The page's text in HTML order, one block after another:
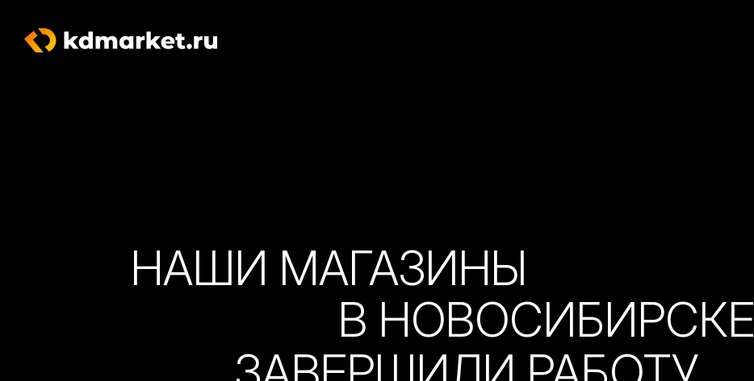
НАШИ МАГАЗИНЫ
В НОВОСИБИРСКЕ